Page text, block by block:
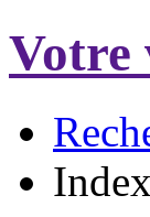
Votre